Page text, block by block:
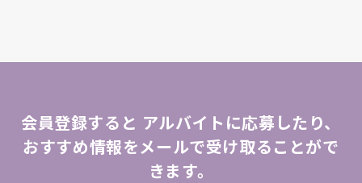
会員登録すると アルバイトに応募したり、
おすすめ情報をメールで受け取ることがで
きます。